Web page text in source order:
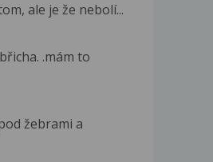
ale je že nebolí...
.mám to
žebrami a